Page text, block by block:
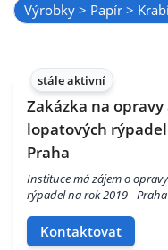
Výrobky > Papír >
stále aktivní
Zakázka na
lopatových
Praha
Instituce má zájem o
rýpadel na rok 2019 - Praha
Kontaktovat